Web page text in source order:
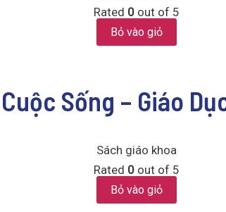
Rated 0 out of 5
Bỏ vào giỏ
Sống – Giáo
Sách giáo khoa
Rated 0 out of 5
Bỏ vào giỏ